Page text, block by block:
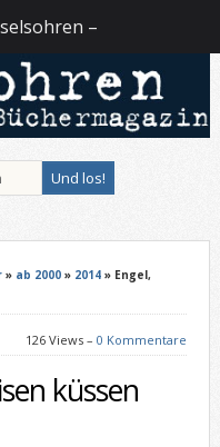
» ab 2000» 2014» Engel,
126 Views –0 Kommentare
küssen
–